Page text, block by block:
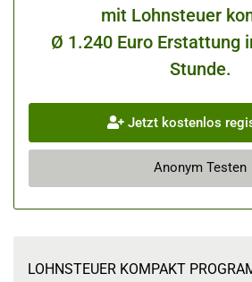
mit Lohnsteuer
Ø 1.240 Euro Erstattung
Stunde.
Jetzt kostenlos
Anonym Testen
LOHNSTEUER KOMPAKT